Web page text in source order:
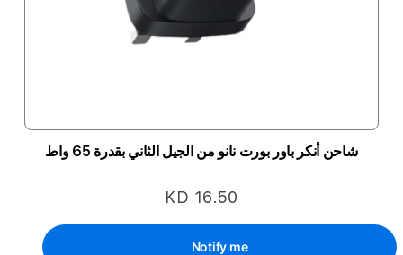
شاحن أنكر باور بورت نانو من الجيل الثاني بقدرة 65 واط
KD 16.50
Notify me